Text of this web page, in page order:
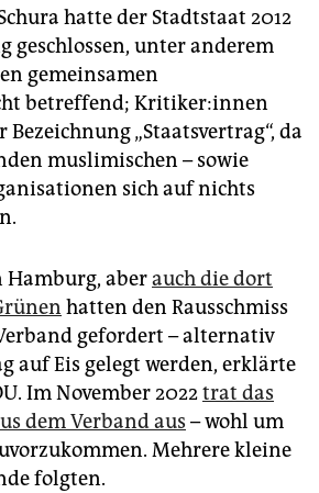
hatte der Stadtstaat 2012
geschlossen, unter anderem
gemeinsamen
betreffend; Kri­ti­ke­r:in­nen
Bezeichnung „Staatsvertrag“, da
muslimischen – sowie
sich auf nichts
aberauch die dort
hatten den Rausschmiss
gefordert – alternativ
auf Eis gelegt werden, erklärte
Im November 2022trat das
dem Verband aus – wohl um
Mehrere kleine
folgten.